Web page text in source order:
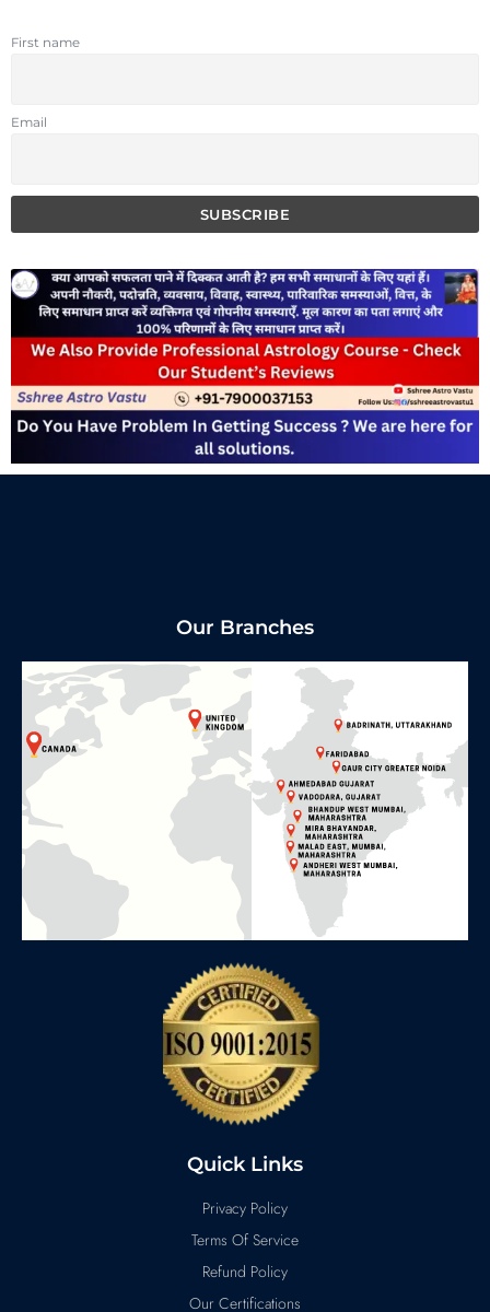
First name
Email
Our Branches
Quick Links
Privacy Policy
Terms Of Service
Refund Policy
Our Certifications